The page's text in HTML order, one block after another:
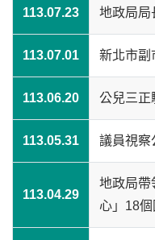
113.07.23 地政局局
113.07.01 新北市副
113.06.20 公兒三正
113.05.31 議員視察
113.04.29
地政局帶
心」18